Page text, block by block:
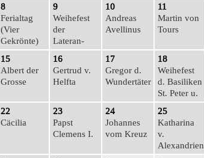
8
Ferialtag
(Vier
Gekrönte)
9
Weihefest
der
Lateran­
basilika
10
Andreas
Avellinus
11
Martin von
Tours
15
Albert der
Grosse
16
Gertrud v.
Helfta
17
Gregor d.
Wundertäter
18
Weihefest
d. Basiliken
St. Peter u.
Paul
22
Cäcilia
23
Papst
Clemens I.
24
Johannes
vom Kreuz
25
Katharina
v.
Alexandrien